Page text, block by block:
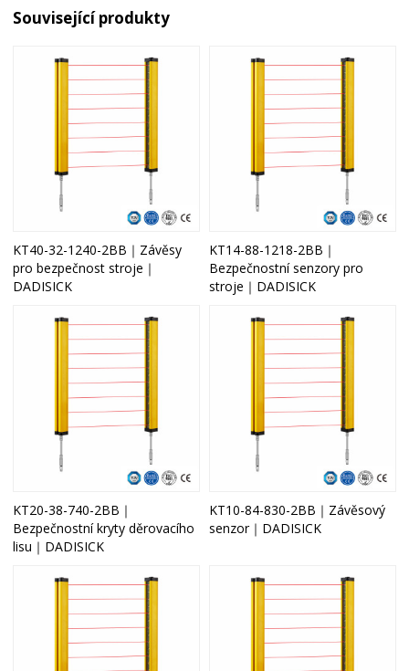
Související produkty
KT40-32-1240-2BB｜Závěsy
pro bezpečnost stroje｜
DADISICK
KT14-88-1218-2BB｜
Bezpečnostní senzory pro
stroje｜DADISICK
KT20-38-740-2BB｜
Bezpečnostní kryty děrovacího
lisu｜DADISICK
KT10-84-830-2BB｜Závěsový
senzor｜DADISICK